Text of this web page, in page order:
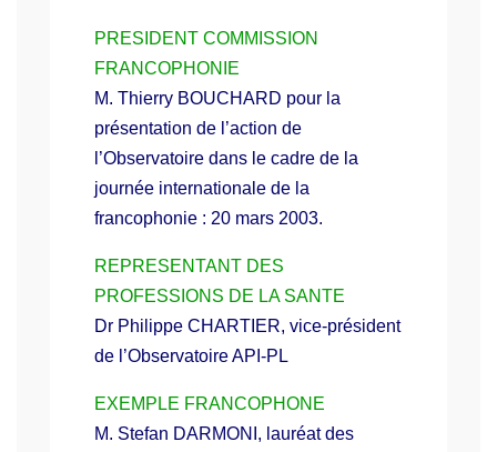
PRESIDENT COMMISSION
FRANCOPHONIE
M. Thierry BOUCHARD pour la
présentation de l’action de
l’Observatoire dans le cadre de la
journée internationale de la
francophonie : 20 mars 2003.
REPRESENTANT DES
PROFESSIONS DE LA SANTE
Dr Philippe CHARTIER, vice-président
de l’Observatoire API-PL
EXEMPLE FRANCOPHONE
M. Stefan DARMONI, lauréat des